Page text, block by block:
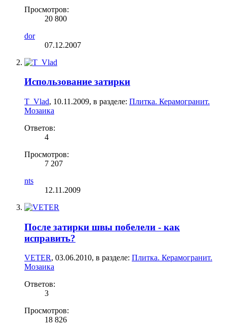
Просмотров:
20 800
dor
07.12.2007
Использование затирки
T_Vlad, 10.11.2009, в разделе: Плитка. Керамогранит.
Мозаика
Ответов:
4
Просмотров:
7 207
nts
12.11.2009
После затирки швы побелели - как
исправить?
VETER, 03.06.2010, в разделе: Плитка. Керамогранит.
Мозаика
Ответов:
3
Просмотров:
18 826